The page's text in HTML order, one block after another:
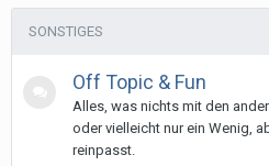
SONSTIGES
Off Topic & Fun
Alles, was nichts mit den
oder vielleicht nur ein Wenig,
reinpasst.